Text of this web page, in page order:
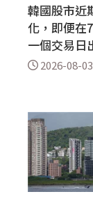
韓國股市近
化，即便在
一個交易日
的強勁反彈
韓國前50大
的
於今天(3日
卡位台、韓
多撿便宜還
2026-08-